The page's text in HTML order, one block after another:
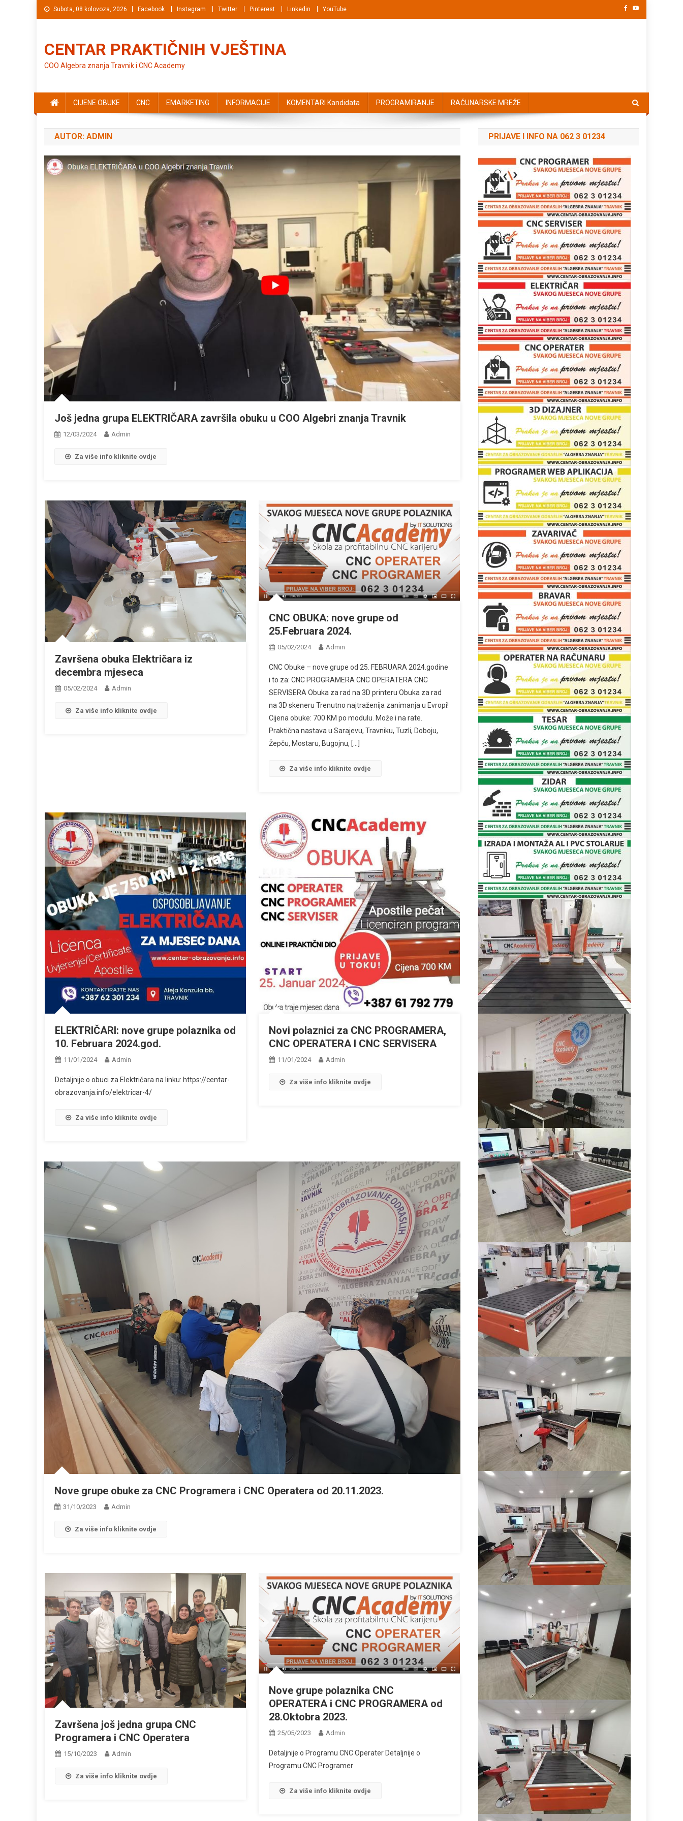
Preskočite na sadržaj
Subota, 08 kolovoza, 2026 Facebook Instagram Twitter Pinterest Linkedin YouTube
CENTAR PRAKTIČNIH VJEŠTINA
COO Algebra znanja Travnik i CNC Academy
CIJENE OBUKE CNC EMARKETING INFORMACIJE KOMENTARI Kandidata PROGRAMIRANJE RAČUNARSKE MREŽE
AUTOR: ADMIN
Još jedna grupa ELEKTRIČARA završila obuku u COO Algebri znanja Travnik
12/03/2024 Admin
Za više info kliknite ovdje
Završena obuka Električara iz
decembra mjeseca
05/02/2024 Admin
Za više info kliknite ovdje
CNC OBUKA: nove grupe od
25.Februara 2024.
05/02/2024 Admin
CNC Obuke – nove grupe od 25. FEBRUARA 2024.godine
i to za: CNC PROGRAMERA CNC OPERATERA CNC
SERVISERA Obuka za rad na 3D printeru Obuka za rad
na 3D skeneru Trenutno najtraženija zanimanja u Evropi!
Cijena obuke: 700 KM po modulu. Može i na rate.
Praktična nastava u Sarajevu, Travniku, Tuzli, Doboju,
Žepču, Mostaru, Bugojnu, […]
Za više info kliknite ovdje
ELEKTRIČARI: nove grupe polaznika od
10. Februara 2024.god.
11/01/2024 Admin
Detaljnije o obuci za Električara na linku: https://centar-
obrazovanja.info/elektricar-4/
Za više info kliknite ovdje
Novi polaznici za CNC PROGRAMERA,
CNC OPERATERA I CNC SERVISERA
11/01/2024 Admin
Za više info kliknite ovdje
Nove grupe obuke za CNC Programera i CNC Operatera od 20.11.2023.
31/10/2023 Admin
Za više info kliknite ovdje
Završena još jedna grupa CNC
Programera i CNC Operatera
15/10/2023 Admin
Za više info kliknite ovdje
Nove grupe polaznika CNC
OPERATERA i CNC PROGRAMERA od
28.Oktobra 2023.
25/05/2023 Admin
Detaljnije o Programu CNC Operater Detaljnije o
Programu CNC Programer
Za više info kliknite ovdje
PRIJAVE I INFO NA 062 3 01234